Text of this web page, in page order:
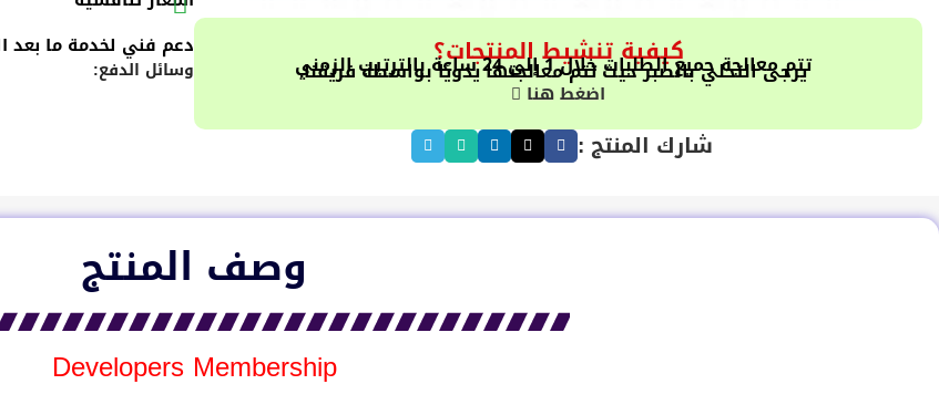
كيفية تنشيط المنتجات؟
تتم معالجة جميع الطلبات خلال 1 إلى 24 ساعة بالترتيب الزمني
يرجى التحلي بالصبر حيث تتم معالجتها يدويًا بواسطة فريقنا.
اضغط هنا
شارك المنتج :
دعم فني لخدمة ما بعد
وسائل الدفع:
وصف المنتج
Developers Membership